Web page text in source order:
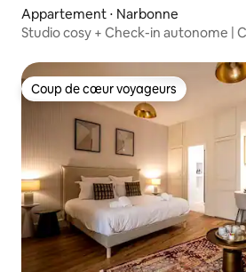
Appartement ⋅ Narbonne
Studio cosy + Check-in autonome |
Coup de cœur voyageurs
Coup de cœur voyageurs